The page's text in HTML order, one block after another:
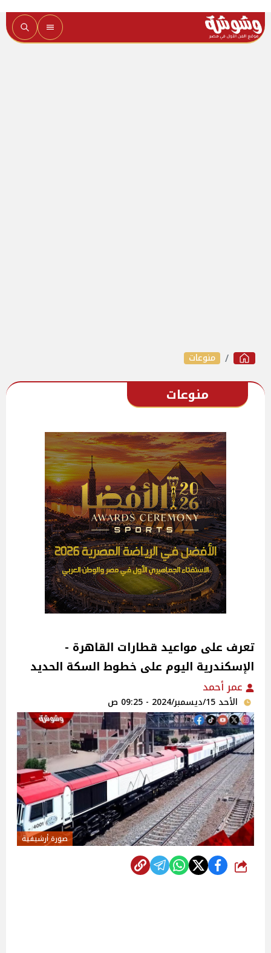
منوعات
منوعات
تعرف على مواعيد قطارات القاهرة -
الإسكندرية اليوم على خطوط السكة الحديد
عمر أحمد
الأحد 15/ديسمبر/2024 - 09:25 ص
صورة أرشيفية
شارك